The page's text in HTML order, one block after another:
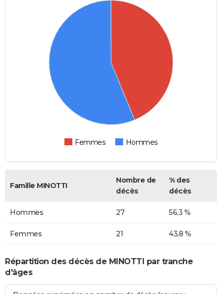
Femmes Hommes
Famille MINOTTI
Nombre de
décès
% des
décès
Hommes 27 56,3 %
Femmes 21 43,8 %
Répartition des décès de MINOTTI par tranche
d'âges